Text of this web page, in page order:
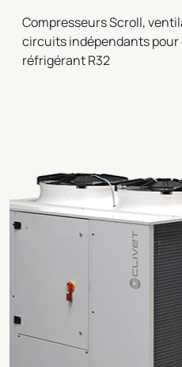
Compresseurs Scroll,
circuits indépendants
réfrigérant R32